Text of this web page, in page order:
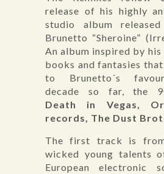
release of his highly
studio album
Brunetto “Sheroine”
An album inspired by
books and fantasies
to Brunetto´s
decade so far, the
Death in Vegas,
records, The Dust
The first track is
wicked young talents
European electronic